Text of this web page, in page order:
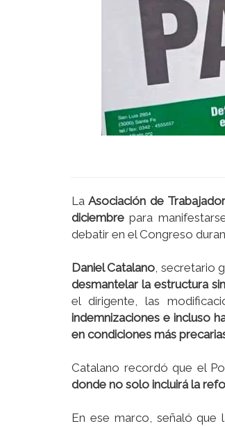
LaAsociación de
diciembre para
debatir en el Congreso
Daniel Catalano , secretario
desmantelar la estructura
el dirigente, las
indemnizaciones e incluso
en condiciones más
Catalano recordó que el
donde no solo incluirá la
En ese marco, señaló que